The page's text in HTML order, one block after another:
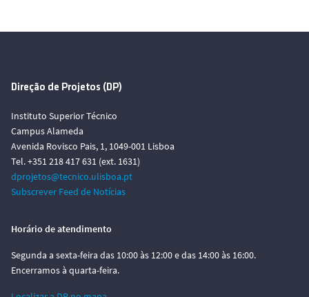
Direção de Projetos (DP)
Instituto Superior Técnico
Campus Alameda
Avenida Rovisco Pais, 1, 1049-001 Lisboa
Tel. +351 218 417 631 (ext. 1631)
dprojetos@tecnico.ulisboa.pt
Subscrever Feed de Notícias
Horário de atendimento
Segunda a sexta-feira das 10:00 às 12:00 e das 14:00 às 16:00.
Encerramos à quarta-feira.